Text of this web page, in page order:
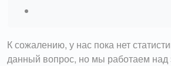
К сожалению, у нас пока нет
данный вопрос, но мы работаем над